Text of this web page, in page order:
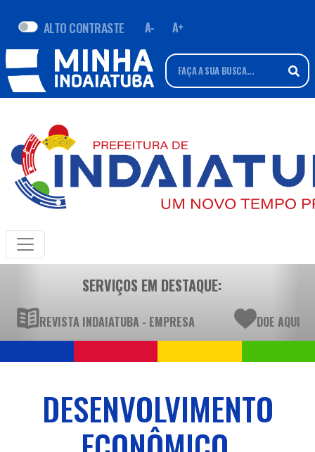
ALTO CONTRASTE A- A+
SERVIÇOS EM DESTAQUE:
REVISTA INDAIATUBA - EMPRESA DOE AQUI
DESENVOLVIMENTO